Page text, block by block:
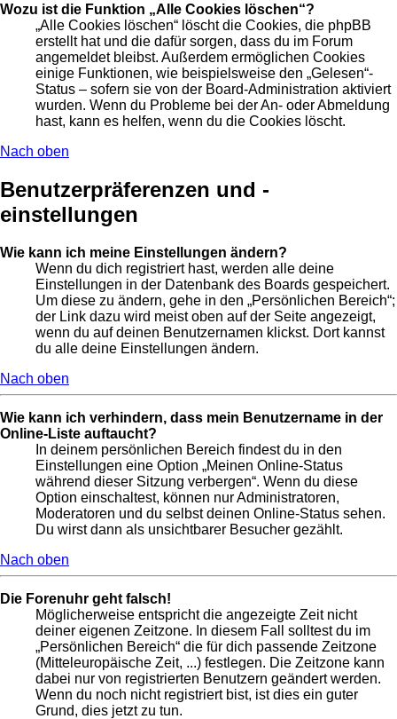
Wozu ist die Funktion „Alle Cookies löschen“?
„Alle Cookies löschen“ löscht die Cookies, die phpBB
erstellt hat und die dafür sorgen, dass du im Forum
angemeldet bleibst. Außerdem ermöglichen Cookies
einige Funktionen, wie beispielsweise den „Gelesen“-
Status – sofern sie von der Board-Administration aktiviert
wurden. Wenn du Probleme bei der An- oder Abmeldung
hast, kann es helfen, wenn du die Cookies löscht.
Nach oben
Benutzerpräferenzen und -
einstellungen
Wie kann ich meine Einstellungen ändern?
Wenn du dich registriert hast, werden alle deine
Einstellungen in der Datenbank des Boards gespeichert.
Um diese zu ändern, gehe in den „Persönlichen Bereich“;
der Link dazu wird meist oben auf der Seite angezeigt,
wenn du auf deinen Benutzernamen klickst. Dort kannst
du alle deine Einstellungen ändern.
Nach oben
Wie kann ich verhindern, dass mein Benutzername in der
Online-Liste auftaucht?
In deinem persönlichen Bereich findest du in den
Einstellungen eine Option „Meinen Online-Status
während dieser Sitzung verbergen“. Wenn du diese
Option einschaltest, können nur Administratoren,
Moderatoren und du selbst deinen Online-Status sehen.
Du wirst dann als unsichtbarer Besucher gezählt.
Nach oben
Die Forenuhr geht falsch!
Möglicherweise entspricht die angezeigte Zeit nicht
deiner eigenen Zeitzone. In diesem Fall solltest du im
„Persönlichen Bereich“ die für dich passende Zeitzone
(Mitteleuropäische Zeit, ...) festlegen. Die Zeitzone kann
dabei nur von registrierten Benutzern geändert werden.
Wenn du noch nicht registriert bist, ist dies ein guter
Grund, dies jetzt zu tun.